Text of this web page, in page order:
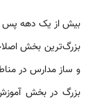
بیش از یک دهه پس
بزرگ‌ترین بخش
و ساز مدارس در
بزرگ در بخش